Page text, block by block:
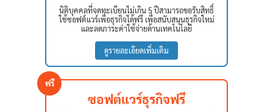
นิติบุคคลที่จดทะเบียนไม่เกิน 5 ปีสามารถขอรับสิทธิ์
ใช้ซอฟต์แวร์เพื่อธุรกิจได้ฟรี เพื่อสนับสนุนธุรกิจใหม่
และลดภาระค่าใช้จ่ายด้านเทคโนโลยี
ดูรายละเอียดเพิ่มเติม
ฟรี
ซอฟต์แวร์ธุรกิจฟรี